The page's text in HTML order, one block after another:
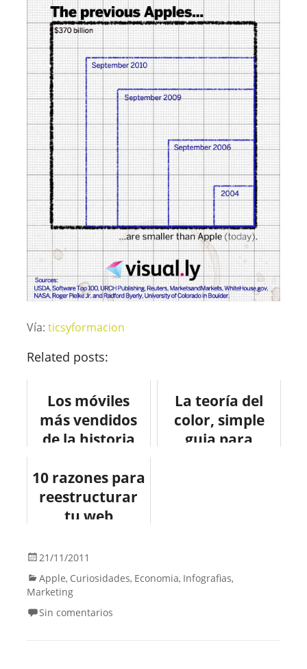
Vía: ticsyformacion
Related posts:
Los móviles
más vendidos
de la historia
#infographic
#movil
#tecnologia
La teoría del
color, simple
guia para
10 razones para
reestructurar
tu web
#internet
#marketing
21/11/2011
Apple, Curiosidades, Economia, Infografias,
Marketing
Sin comentarios